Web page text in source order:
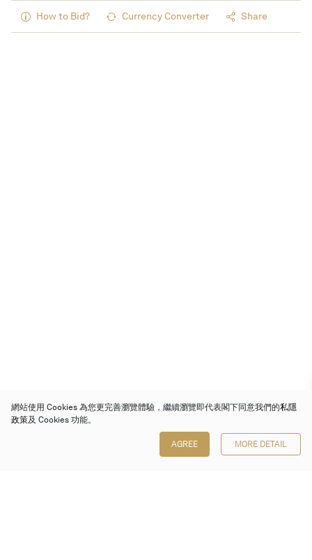
How to Bid? Currency Converter Share
網站使用 Cookies 為您更完善瀏覽體驗，繼續瀏覽即代表閣下同意我們的私隱
政策及 Cookies 功能。
AGREE MORE DETAIL